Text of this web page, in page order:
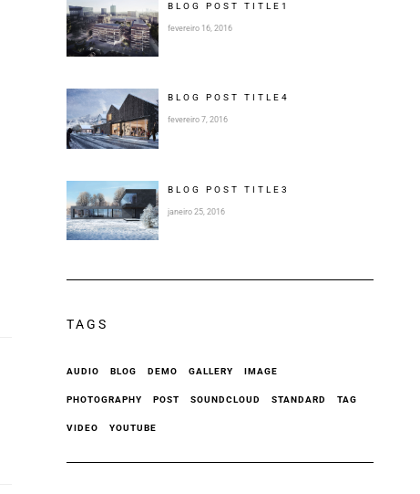
BLOG POSTTITLE1
fevereiro 16, 2016
BLOG POSTTITLE4
fevereiro 7, 2016
BLOG POSTTITLE3
janeiro 25, 2016
TAGS
AUDIO BLOG DEMO GALLERY IMAGE
PHOTOGRAPHY POST SOUNDCLOUD STANDARD TAG
VIDEO YOUTUBE